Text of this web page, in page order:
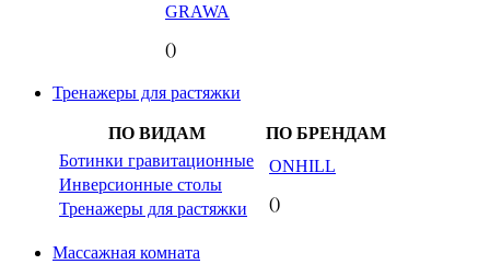
GRAWA
()
Тренажеры для растяжки
ПО ВИДАМ
ПО БРЕНДАМ
Ботинки гравитационные
Инверсионные столы
Тренажеры для растяжки
ONHILL
()
Массажная комната